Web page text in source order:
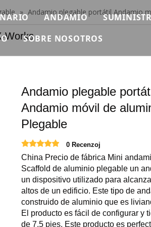
africanas
modular
de tubería
de hierro
Etapa redonda
cuadrado
de pista
al aire libre
de escenario relevantes
ANDAMIO
Andamio individual
Andamio Doble Con
Andamio doble con
Andamio doble con
Escaleras de aluminio
Plataforma de trabajo
VUELO
Mesas
más frecuentes
SOBRE NOSOTROS
Exposición
Noticias
» Andamio plegable portátil Andamio
Andamio plegable
Andamio móvil de
Plegable
0 Recenzoj
China Precio de fábrica Mini
Scaffold de aluminio plegable un
un dispositivo utilizado para
altos de un edificio. Este tipo de
construido de aluminio que es
El producto es fácil de configurar y
de 7.5 pies. Este producto es